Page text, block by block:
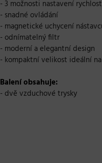
- 3 možnosti nastavení
- snadné ovládání
- magnetické uchycení
- odnímatelný filtr
- moderní a elegantní design
- kompaktní velikost ideální
Balení obsahuje:
- dvě vzduchové trysky